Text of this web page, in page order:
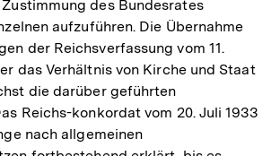
des Bundesrates
aufzuführen. Die Übernahme
der Reichsverfassung vom 11.
das Verhältnis von Kirche und Staat
die darüber geführten
Reichs-konkordat vom 20. Juli 1933
nach allgemeinen